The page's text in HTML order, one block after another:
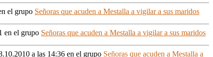
el grupo Señoras que acuden a Mestalla a vigilar a sus maridos
en el grupo Señoras que acuden a Mestalla a vigilar a sus maridos
a las 14:36 en el grupo Señoras que acuden a Mestalla a